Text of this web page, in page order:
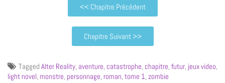
<< Chapitre Précédent
Chapitre Suivant >>
Tagged Alter Reality, aventure, catastrophe, chapitre, futur, jeux video,
light novel, monstre, personnage, roman, tome 1, zombie